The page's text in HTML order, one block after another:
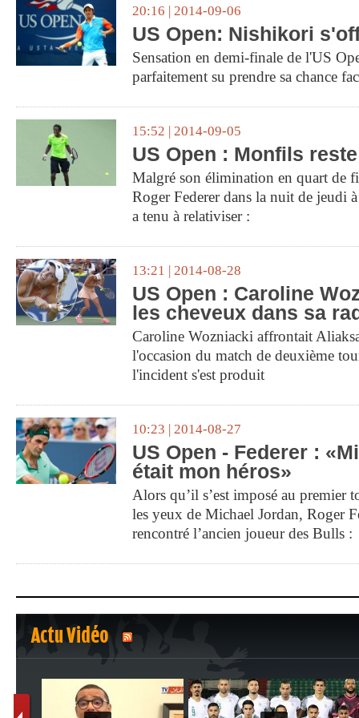
20:16 | 2014-09-06
US Open: Nishikori
Sensation en demi-finale de l'US
parfaitement su prendre sa chance
15:52 | 2014-09-05
US Open : Monfils
Malgré son élimination en quart de
Roger Federer dans la nuit de jeudi
a tenu à relativiser :
13:21 | 2014-08-28
US Open : Caroline
les cheveux dans sa
Caroline Wozniacki affrontait
l'occasion du match de deuxième
l'incident s'est produit
10:23 | 2014-08-27
US Open - Federer :
était mon héros»
Alors qu’il s’est imposé au premier
les yeux de Michael Jordan, Roger
rencontré l’ancien joueur des Bulls :
Actu Vidéo
1 2